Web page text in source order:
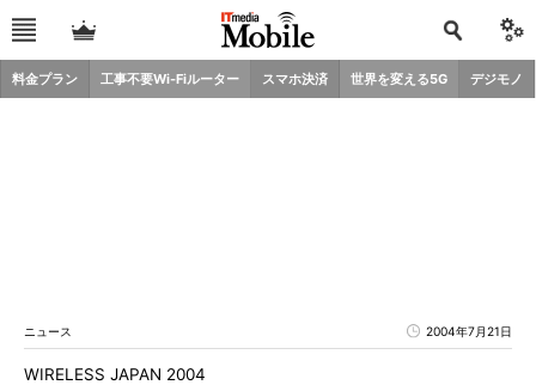
料金プラン 工事不要Wi-Fiルーター スマホ決済 世界を変える5G デジモノ
ニュース 2004年7月21日
WIRELESS JAPAN 2004